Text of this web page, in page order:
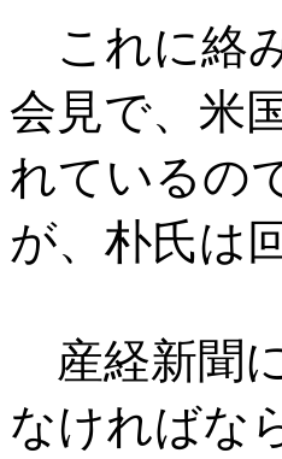
これに絡
会見で、米
れているの
が、朴氏は
産経新聞
なければな